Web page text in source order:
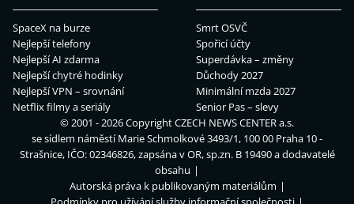
SpaceX na burze
Nejlepší telefony
Nejlepší AI zdarma
Nejlepší chytré hodinky
Nejlepší VPN – srovnání
Netflix filmy a seriály
Smrt OSVČ
Spořicí účty
Superdávka – změny
Důchody 2027
Minimální mzda 2027
Senior Pas – slevy
© 2001 - 2026 CopyrightCZECH NEWS CENTER a.s.
se sídlem náměstí Marie Schmolkové 3493/1, 100 00 Praha 10 -
Strašnice, IČO: 02346826, zapsána v OR, sp.zn. B 19490 a dodavatelé
obsahu
Autorská práva k publikovaným materiálům